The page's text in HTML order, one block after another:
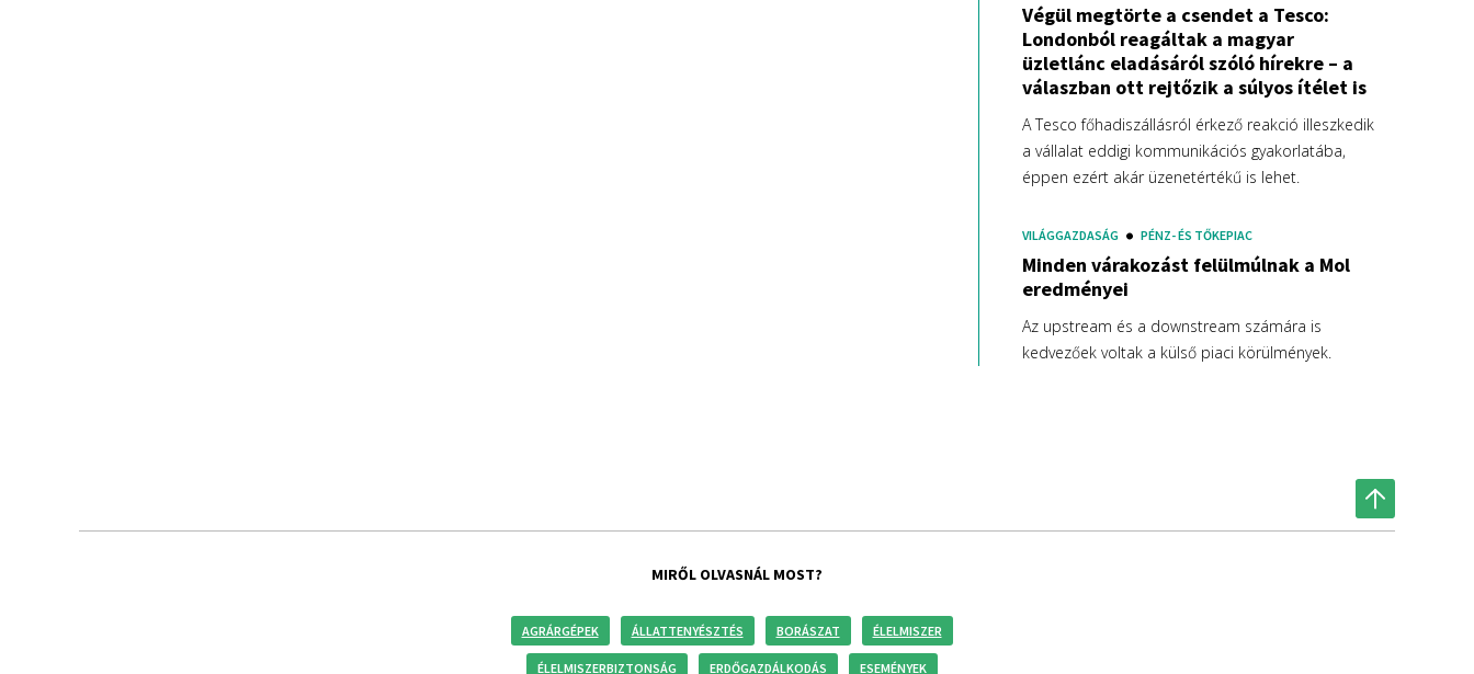
Végül megtörte a csendet a Tesco:
Londonból reagáltak a magyar
üzletlánc eladásáról szóló hírekre – a
válaszban ott rejtőzik a súlyos ítélet is
A Tesco főhadiszállásról érkező reakció illeszkedik
a vállalat eddigi kommunikációs gyakorlatába,
éppen ezért akár üzenetértékű is lehet.
VILÁGGAZDASÁG PÉNZ- ÉS TŐKEPIAC
Minden várakozást felülmúlnak a Mol
eredményei
Az upstream és a downstream számára is
kedvezőek voltak a külső piaci körülmények.
MIRŐL OLVASNÁL MOST?
AGRÁRGÉPEK ÁLLATTENYÉSZTÉS BORÁSZAT ÉLELMISZER
ÉLELMISZERBIZTONSÁG ERDŐGAZDÁLKODÁS ESEMÉNYEK